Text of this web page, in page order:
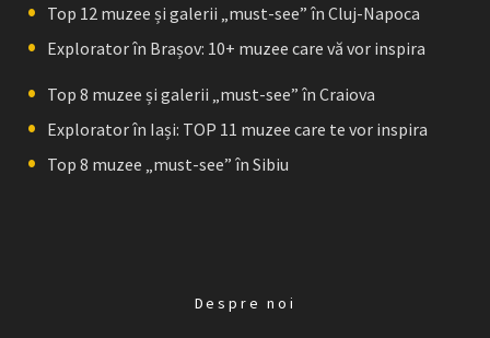
Top 12 muzee și galerii „must-see” în Cluj-Napoca
Explorator în Brașov: 10+ muzee care vă vor inspira
Top 8 muzee și galerii „must-see” în Craiova
Explorator în Iași: TOP 11 muzee care te vor inspira
Top 8 muzee „must-see” în Sibiu
Despre noi